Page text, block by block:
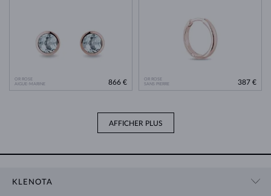
OR ROSE
AIGUE-MARINE
866 €
OR ROSE
SANS PIERRE
387 €
AFFICHER PLUS
KLENOTA